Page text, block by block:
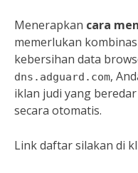
Menerapkan cara
memerlukan
kebersihan data
dns.adguard.com,
iklan judi yang
secara otomatis.
Link daftar silakan di